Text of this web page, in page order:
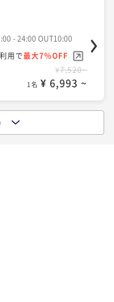
ビュッフェ朝食付
- 24:00 OUT10:00
用で最大7％OFF
¥9,070~
1名 ¥ 8,435 ~
- 24:00 OUT10:00
用で最大7％OFF
¥7,520~
1名 ¥ 6,993 ~
【食事なし】